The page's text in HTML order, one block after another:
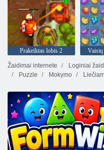
Prakeiktas lobis 2
Žaidimai internete
Loginiai
Puzzle
Mokymo